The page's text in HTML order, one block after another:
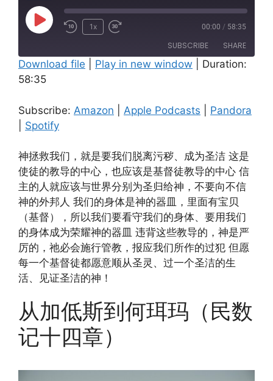
Play
1x 00:00 / 58:35
SUBSCRIBE SHARE
Amazon
RSS FEED
SHARE
LINK
EMBED
Download file Play in new window
Duration:
58:35
Subscribe: Amazon Apple Podcasts
Pandora
Spotify
神拯救我们，就是要我们脱离污秽、成为圣洁 这是
使徒的教导的中心，也应该是基督徒教导的中心 信
主的人就应该与世界分别为圣归给神，不要向不信
神的外邦人 我们的身体是神的器皿，里面有宝贝
（基督），所以我们要看守我们的身体、要用我们
的身体成为荣耀神的器皿 违背这些教导的，神是严
厉的，祂必会施行管教，报应我们所作的过犯 但愿
每一个基督徒都愿意顺从圣灵、过一个圣洁的生
活、见证圣洁的神！
从加低斯到何珥玛（民数
记十四章）